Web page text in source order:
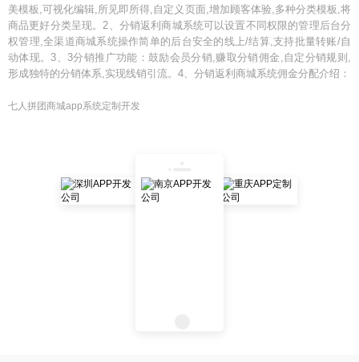
美模板,可视化编辑,所见即所得,自定义页面,增加顾客体验,多种分类模板,将
商品更好分类呈现。2、分销返利商城系统可以设置不同权限的管理后台分
权管理,全渠道商城系统操作简单的后台安全的线上/结算,支持批量转账/自
动体现。3、3分销推广功能：鼓励会员分销,赚取分销佣金,自定分销规则,
形成独特的分销体系,实现线销引流。4、分销返利商城系统佣金分配介绍：
七人拼团商城app系统定制开发